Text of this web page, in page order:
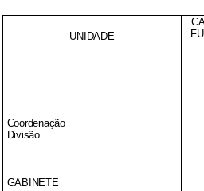
UNIDADE
Coordenação
Divisão
GABINETE